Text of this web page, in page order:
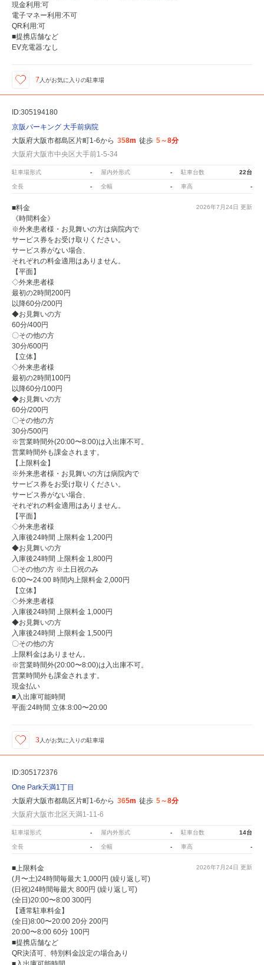
現金利用:可
電子マネー利用:不可
QR利用:可
■提携店舗など
EV充電器:なし
7 人がお気に入りの駐車場
ID:305194180
京阪パーキング 大手前病院
大阪府大阪市都島区片町1-6から 358m 徒歩 5～8分
大阪府大阪市中央区大手前1-5-34
駐車場形式 - 屋内外形式 - 駐車台数 22台
全長 - 全幅 - 車高 -
2026年7月24日 更新
■料金
《時間料金》
※外来患者様・お見舞いの方は病院内で
サービス券をお受け取りください。
サービス券がない場合、
それぞれの料金適用はありません。
【平面】
◇外来患者様
最初の2時間200円
以降60分/200円
◆お見舞いの方
60分/400円
〇その他の方
30分/600円
【立体】
◇外来患者様
最初の2時間100円
以降60分/100円
◆お見舞いの方
60分/200円
〇その他の方
30分/500円
※営業時間外(20:00〜8:00)は入出庫不可。
営業時間外も課金されます。
【上限料金】
※外来患者様・お見舞いの方は病院内で
サービス券をお受け取りください。
サービス券がない場合、
それぞれの料金適用はありません。
【平面】
◇外来患者様
入庫後24時間 上限料金 1,200円
◆お見舞いの方
入庫後24時間 上限料金 1,800円
〇その他の方 ※土日祝のみ
6:00〜24:00 時間内上限料金 2,000円
【立体】
◇外来患者様
入庫後24時間 上限料金 1,000円
◆お見舞いの方
入庫後24時間 上限料金 1,500円
〇その他の方
上限料金はありません。
※営業時間外(20:00〜8:00)は入出庫不可。
営業時間外も課金されます。
現金払い
■入出庫可能時間
平面:24時間 立体:8:00〜20:00
3 人がお気に入りの駐車場
ID:305172376
One Park天満1丁目
大阪府大阪市都島区片町1-6から 365m 徒歩 5～8分
大阪府大阪市北区天満1-11-6
駐車場形式 - 屋内外形式 - 駐車台数 14台
全長 - 全幅 - 車高 -
2026年7月24日 更新
■上限料金
(月〜土)24時間毎最大 1,000円 (繰り返し可)
(日祝)24時間毎最大 800円 (繰り返し可)
(全日)20:00〜8:00 300円
【通常駐車料金】
(全日)8:00〜20:00 20分 200円
20:00〜8:00 60分 100円
■提携店舗など
QR決済可、特別料金設定の場合あり